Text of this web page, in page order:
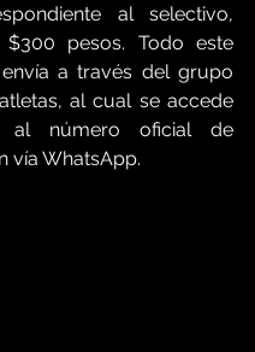
al selectivo,
pesos. Todo este
a través del grupo
al cual se accede
al número oficial de
vía WhatsApp.